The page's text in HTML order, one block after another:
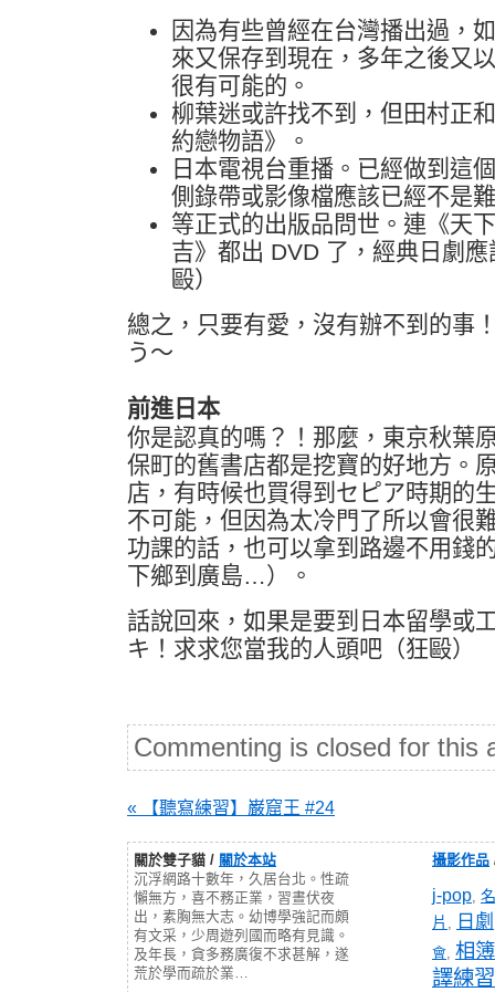
因為有些曾經在台灣播出過，
來又保存到現在，多年之後又
很有可能的。
柳葉迷或許找不到，但田村正
約戀物語》。
日本電視台重播。已經做到這
側錄帶或影像檔應該已經不是
等正式的出版品問世。連《天
吉》都出 DVD 了，經典日劇
毆）
總之，只要有愛，沒有辦不到的事
う～
前進日本
你是認真的嗎？！那麼，東京秋葉
保町的舊書店都是挖寶的好地方。
店，有時候也買得到セピア時期的
不可能，但因為太冷門了所以會很
功課的話，也可以拿到路邊不用錢
下鄉到廣島…）。
話說回來，如果是要到日本留學或
キ！求求您當我的人頭吧（狂毆）
Commenting is closed for this
« 【聽寫練習】巌窟王 #24
關於雙子貓 / 關於本站
沉浮網路十數年，久居台北。性疏
懶無方，喜不務正業，習晝伏夜
出，素胸無大志。幼博學強記而頗
有文采，少周遊列國而略有見識。
及年長，貪多務廣復不求甚解，遂
荒於學而疏於業…
攝影作品
j-pop,
片 , 日劇
會, 相簿
譯練習